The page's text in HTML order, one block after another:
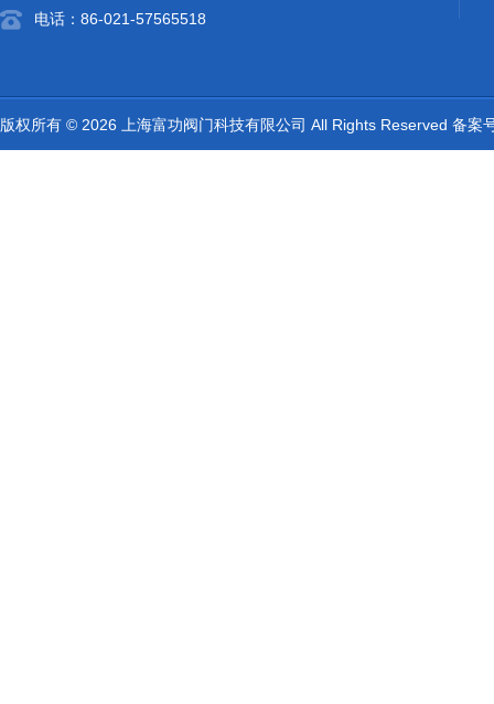
电话：86-021-57565518
版权所有 © 2026 上海富功阀门科技有限公司 All Rights Reserved 备案